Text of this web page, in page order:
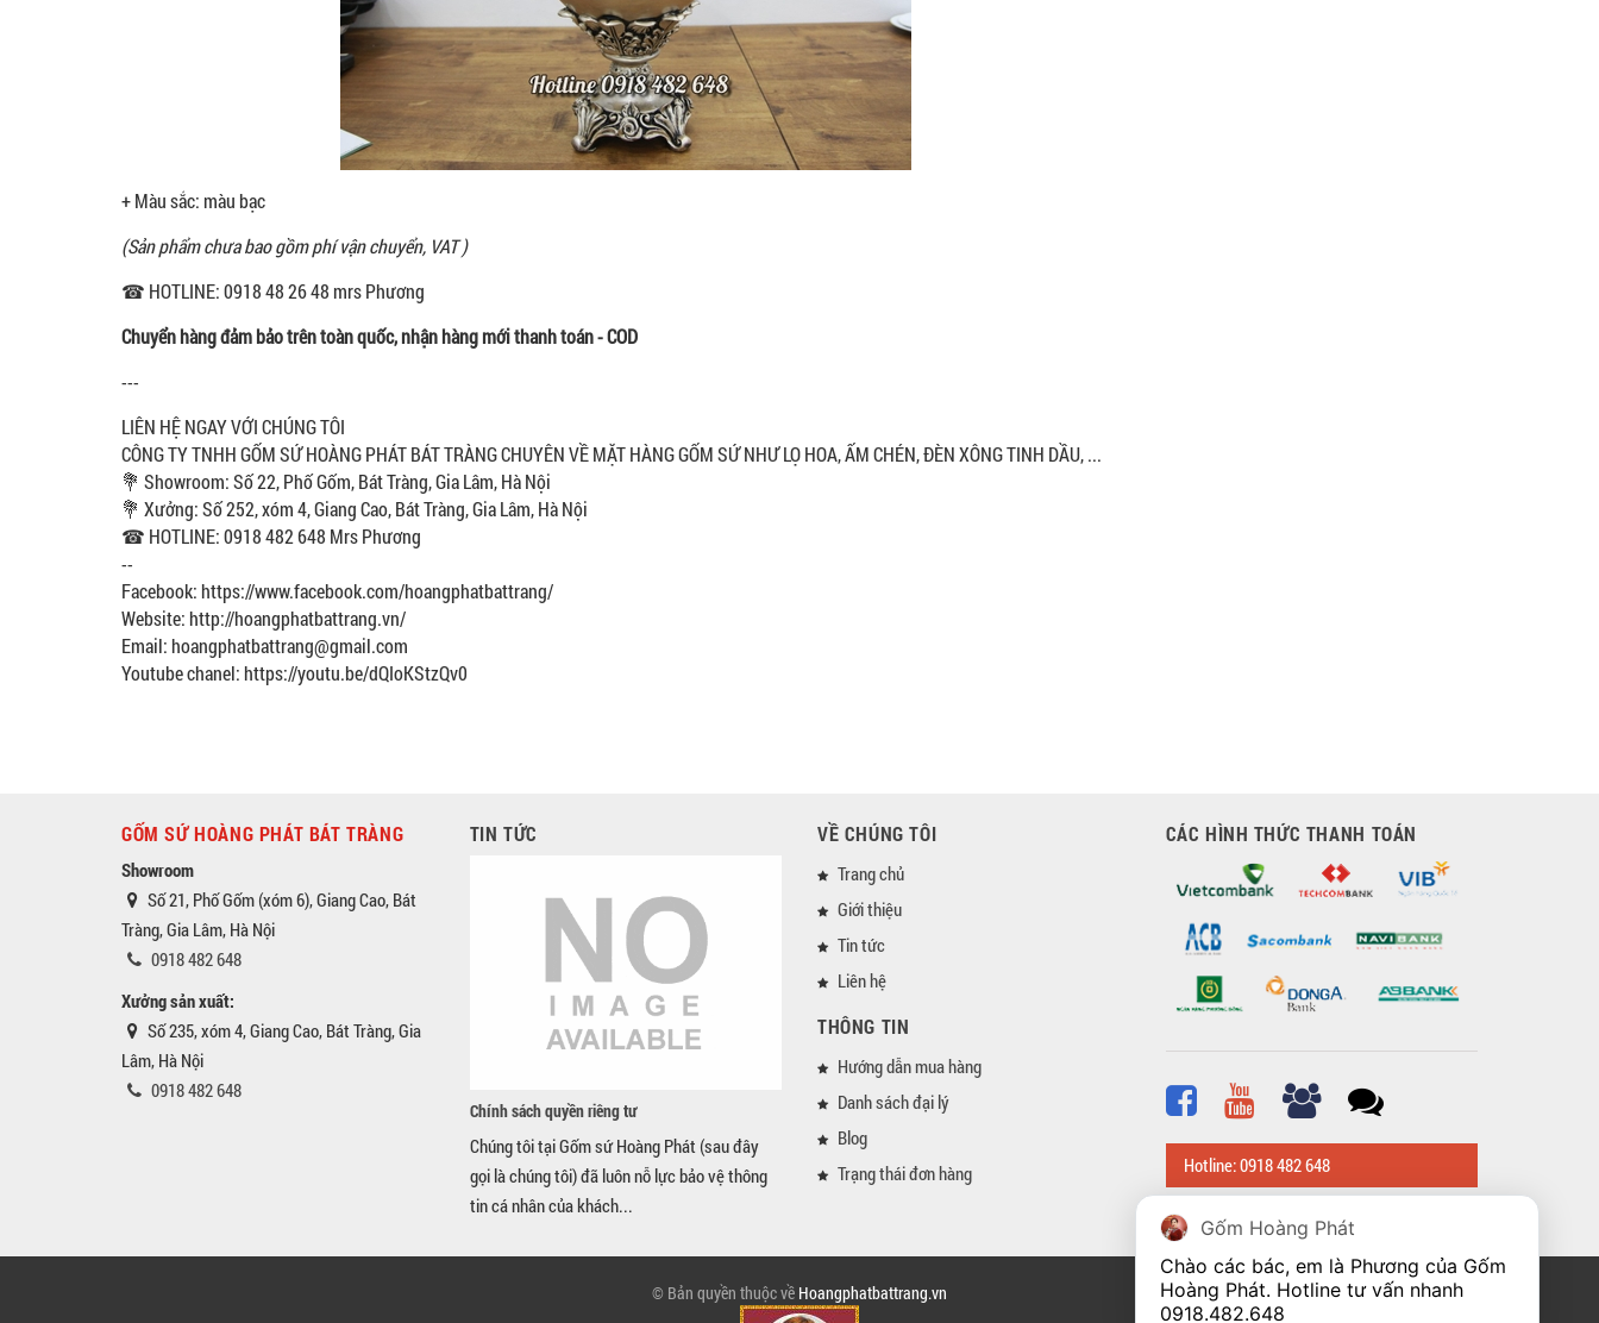
+ Màu sắc: màu bạc
(Sản phẩm chưa bao gồm phí vận chuyển, VAT )
☎ HOTLINE: 0918 48 26 48 mrs Phương
Chuyển hàng đảm bảo trên toàn quốc, nhận hàng mới thanh toán - COD
---
LIÊN HỆ NGAY VỚI CHÚNG TÔI
CÔNG TY TNHH GỐM SỨ HOÀNG PHÁT BÁT TRÀNG CHUYÊN VỀ MẶT HÀNG GỐM SỨ NHƯ LỌ HOA, ẤM CHÉN, ĐÈN XÔNG TINH DẦU, ...
💐 Showroom: Số 22, Phố Gốm, Bát Tràng, Gia Lâm, Hà Nội
💐 Xưởng: Số 252, xóm 4, Giang Cao, Bát Tràng, Gia Lâm, Hà Nội
☎ HOTLINE: 0918 482 648 Mrs Phương
--
Facebook: https://www.facebook.com/hoangphatbattrang/
Website: http://hoangphatbattrang.vn/
Email: hoangphatbattrang@gmail.com
Youtube chanel: https://youtu.be/dQIoKStzQv0
GỐM SỨ HOÀNG PHÁT BÁT TRÀNG
Showroom
Số 21, Phố Gốm (xóm 6), Giang Cao, Bát
Tràng, Gia Lâm, Hà Nội
0918 482 648
Xưởng sản xuất:
Số 235, xóm 4, Giang Cao, Bát Tràng, Gia
Lâm, Hà Nội
0918 482 648
TIN TỨC
Chính sách quyền riêng tư
Chúng tôi tại Gốm sứ Hoàng Phát (sau đây
gọi là chúng tôi) đã luôn nỗ lực bảo vệ thông
tin cá nhân của khách...
VỀ CHÚNG TÔI
Trang chủ
Giới thiệu
Tin tức
Liên hệ
THÔNG TIN
Hướng dẫn mua hàng
Danh sách đại lý
Blog
Trạng thái đơn hàng
CÁC HÌNH THỨC THANH TOÁN
Hotline: 0918 482 648
© Bản quyền thuộc về Hoangphatbattrang.vn
Gốm Hoàng Phát
Chào các bác, em là Phương của Gốm
0918.482.648